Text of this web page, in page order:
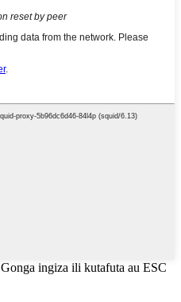
Gonga ingiza ili kutafuta au ESC